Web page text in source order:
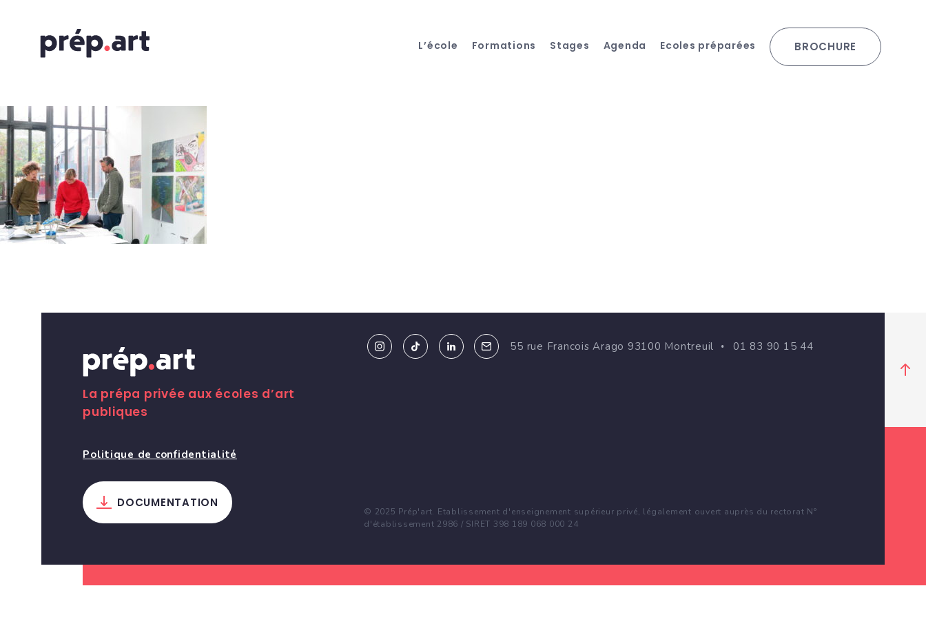
L’école Formations Stages Agenda Ecoles préparées BROCHURE
La prépa privée aux écoles d’art
publiques
Politique de confidentialité
DOCUMENTATION
55 rue Francois Arago 93100 Montreuil 01 83 90 15 44
© 2025 Prép'art. Etablissement d'enseignement supérieur privé, légalement ouvert auprès du rectorat N°
d'établissement 2986 / SIRET 398 189 068 000 24